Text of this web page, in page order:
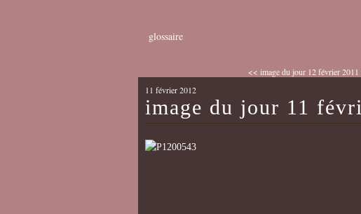
glossaire
<< image du jour 12 février 2011
11 février 2012
image du jour 11